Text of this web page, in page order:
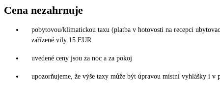
Cena nezahrnuje
pobytovou/klimatickou taxu (platba v hotovosti na recepci
zařízené vily 15 EUR
uvedené ceny jsou za noc a za pokoj
upozorňujeme, že výše taxy může být úpravou místní vyhlášky i